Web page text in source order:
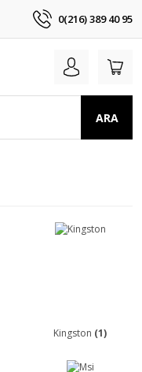
0(216) 389 40 95
ARA
Kingston (1)